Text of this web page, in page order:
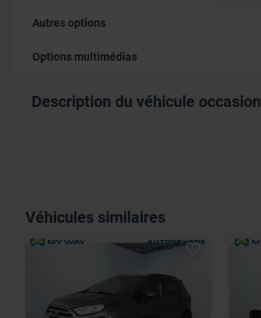
Autres options
Options multimédias
Description du véhicule occasion
Véhicules similaires